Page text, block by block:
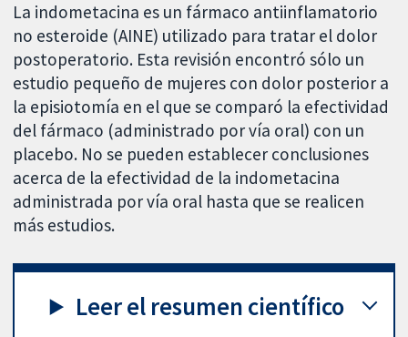
La indometacina es un fármaco antiinflamatorio
no esteroide (AINE) utilizado para tratar el dolor
postoperatorio. Esta revisión encontró sólo un
estudio pequeño de mujeres con dolor posterior a
la episiotomía en el que se comparó la efectividad
del fármaco (administrado por vía oral) con un
placebo. No se pueden establecer conclusiones
acerca de la efectividad de la indometacina
administrada por vía oral hasta que se realicen
más estudios.
Leer el resumen científico